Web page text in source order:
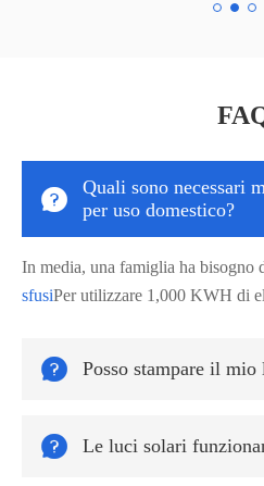

Quali sono necessari
per uso domestico?
In media, una famiglia ha bisogno
sfusiPer utilizzare 1,000 KWH di
 Posso stampare il
 Le luci solari